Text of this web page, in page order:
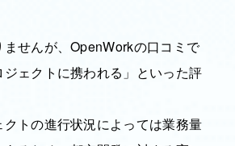
せんが、OpenWorkの口コミで
ェクトに携われる」といった評
トの進行状況によっては業務量